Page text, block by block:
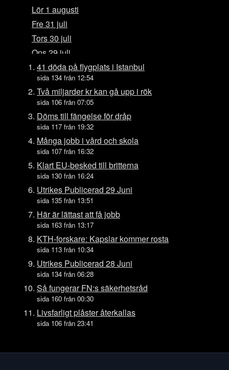
Lör 1 augusti
Fre 31 juli
Tors 30 juli
Ons 29 juli
Tis 28 juli
Mån 27 juli
Sön 26 juli
Fre 24 juli
Tors 23 juli
Ons 22 juli
Tis 21 juli
Mån 20 juli
Sön 19 juli
Lör 18 juli
Fre 17 juli
Tors 16 juli
Ons 15 juli
Tis 14 juli
Mån 13 juli
Sön 12 juli
Lör 11 juli
Fre 10 juli
Ons 8 juli
41 döda på flygplats i Istanbul
sida 134 från 12:54
Två miljarder kr kan gå upp i rök
sida 106 från 07:05
Döms till fängelse för dråp
sida 117 från 19:32
Många jobb i vård och skola
sida 107 från 16:32
Klart EU-besked till britterna
sida 130 från 16:24
Utrikes Publicerad 29 Juni
sida 135 från 13:51
Här är lättast att få jobb
sida 163 från 13:17
KTH-forskare: Kapslar kommer rosta
sida 113 från 10:34
Utrikes Publicerad 28 Juni
sida 134 från 06:28
Så fungerar FN:s säkerhetsråd
sida 160 från 00:30
Livsfarligt plåster återkallas
sida 106 från 23:41